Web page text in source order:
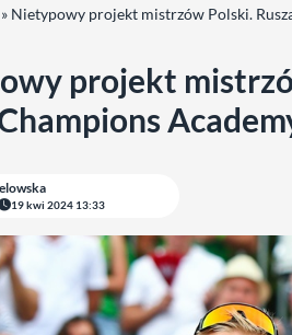
» Nietypowy projekt mistrzów Polski.
projekt
19 kwi 2024 13:33